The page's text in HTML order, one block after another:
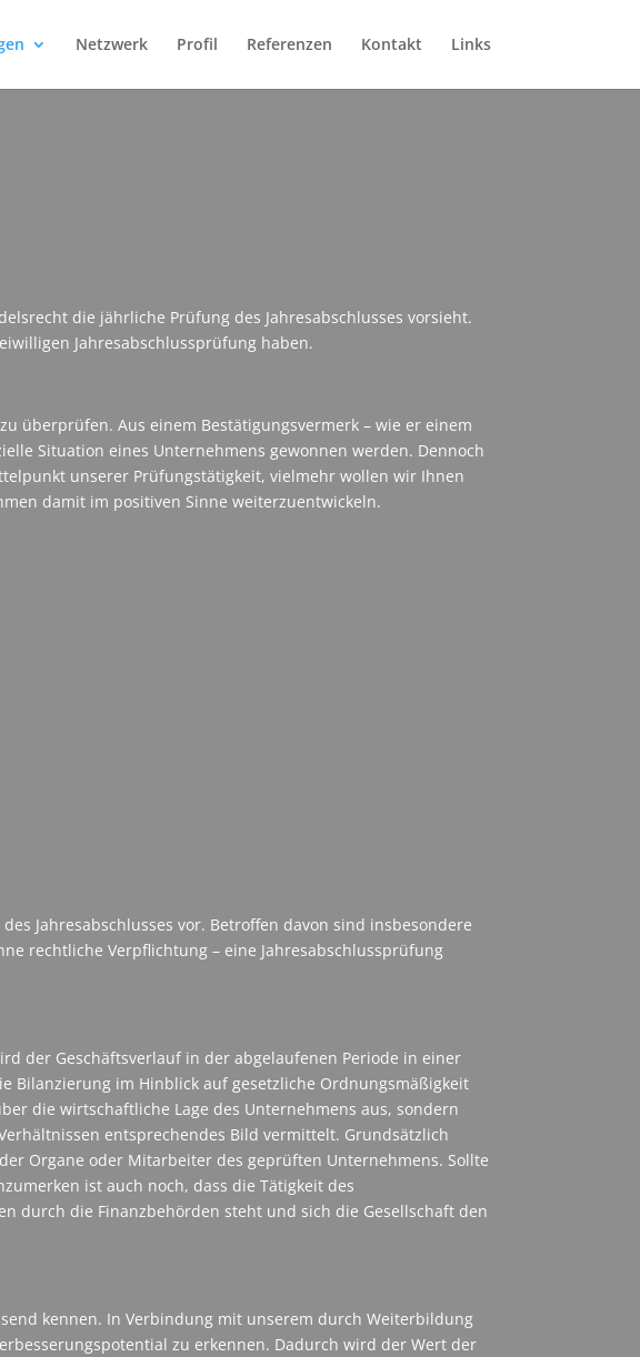
Netzwerk Profil Referenzen Kontakt Links
die jährliche Prüfung des Jahresabschlusses vorsieht.
Jahresabschlussprüfung haben.
überprüfen. Aus einem Bestätigungsvermerk – wie er einem
Situation eines Unternehmens gewonnen werden. Dennoch
unserer Prüfungstätigkeit, vielmehr wollen wir Ihnen
damit im positiven Sinne weiterzuentwickeln.
Jahresabschlusses vor. Betroffen davon sind insbesondere
rechtliche Verpflichtung – eine Jahresabschlussprüfung
der Geschäftsverlauf in der abgelaufenen Periode in einer
Bilanzierung im Hinblick auf gesetzliche Ordnungsmäßigkeit
die wirtschaftliche Lage des Unternehmens aus, sondern
entsprechendes Bild vermittelt. Grundsätzlich
Organe oder Mitarbeiter des geprüften Unternehmens. Sollte
ist auch noch, dass die Tätigkeit des
durch die Finanzbehörden steht und sich die Gesellschaft den
kennen. In Verbindung mit unserem durch Weiterbildung
zu erkennen. Dadurch wird der Wert der